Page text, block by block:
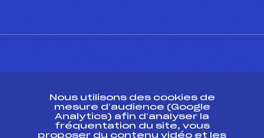
Ressources
Nous utilisons des cookies de
mesure d’audience (Google
Analytics) afin d’analyser la
fréquentation du site, vous
proposer du contenu vidéo et les